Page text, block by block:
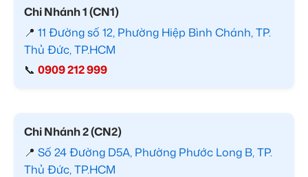
Chi Nhánh 1 (CN1)
📍 11 Đường số 12, Phường Hiệp Bình Chánh, TP.
Thủ Đức, TP.HCM
📞 0909 212 999
Chi Nhánh 2 (CN2)
📍 Số 24 Đường D5A, Phường Phước Long B, TP.
Thủ Đức, TP.HCM